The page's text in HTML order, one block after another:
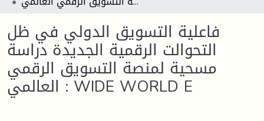
فاعلية التسويق الدولي في ظل
التحوالت الرقمية الجديدة دراسة
مسحية لمنصة التسويق الرقمي
العالمي : WIDE WORLD E